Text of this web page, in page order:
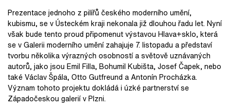
Prezentace jednoho z pilířů českého moderního umění,
kubismu, se v Ústeckém kraji nekonala již dlouhou řadu let. Nyní
však bude tento proud připomenut výstavou Hlava+sklo, která
se v Galerii moderního umění zahajuje 7. listopadu a představí
tvorbu několika výrazných osobností a světově uznávaných
autorů, jako jsou Emil Filla, Bohumil Kubišta, Josef Čapek, nebo
také Václav Špála, Otto Gutfreund a Antonín Procházka.
Význam tohoto projektu dokládá i úzké partnerství se
Západočeskou galerií v Plzni.